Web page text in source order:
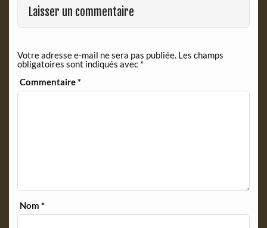
Laisser un commentaire
Votre adresse e-mail ne sera pas publiée. Les champs
obligatoires sont indiqués avec *
Commentaire*
Nom*